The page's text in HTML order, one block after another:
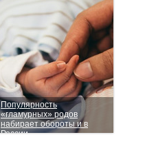
Популярность
«гламурных» родов
набирает обороты и в
России